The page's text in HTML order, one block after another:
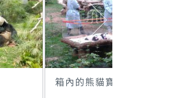
箱內的熊貓寶寶